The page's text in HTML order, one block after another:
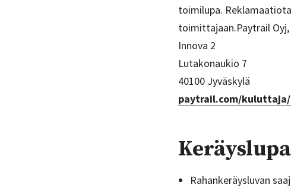
toimilupa.
toimittajaan.Paytrail Oyj,
Innova 2
Lutakonaukio 7
40100 Jyväskylä
paytrail.com/
Keräyslupa
Rahankeräysluvan